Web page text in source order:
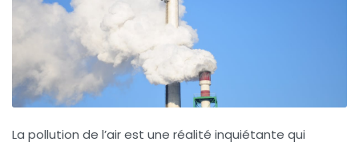
La pollution de l’airest une réalité inquiétante qui